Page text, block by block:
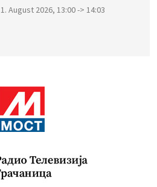
1. August 2026, 13:00 -> 14:03